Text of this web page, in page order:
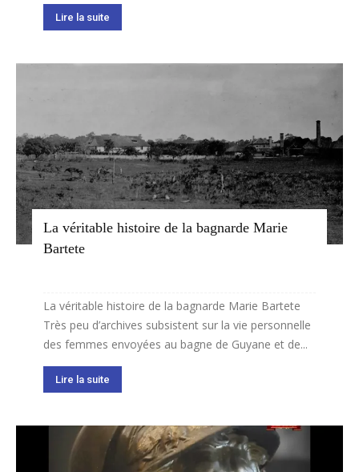
Lire la suite
La véritable histoire de la bagnarde Marie
Bartete
La véritable histoire de la bagnarde Marie Bartete
Très peu d’archives subsistent sur la vie personnelle
des femmes envoyées au bagne de Guyane et de...
Lire la suite